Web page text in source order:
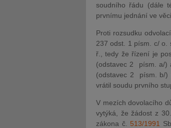
soudního řádu (dále
prvnímu jednání ve
Proti rozsudku
237 odst. 1 písm. c/ o.
ř., tedy že řízení je
(odstavec 2 písm. a/)
(odstavec 2 písm. b/)
vrátil soudu prvního
V mezích dovolacího
vytýká, že žádost z
zákona č. 513/1991